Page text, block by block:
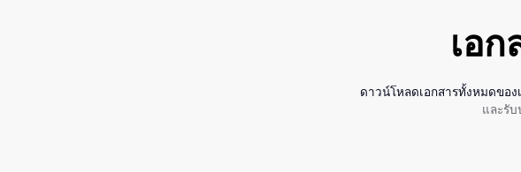
เอ
ดาวน์โหลดเอกสารทั้งหมดของ
และรั